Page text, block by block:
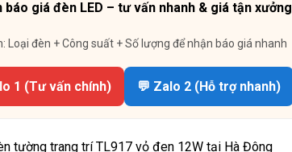
báo giá đèn LED – tư vấn nhanh & giá tận xưởng
Loại đèn + Công suất + Số lượng để nhận báo giá nhanh
1 (Tư vấn chính) 💬 Zalo 2 (Hỗ trợ nhanh)